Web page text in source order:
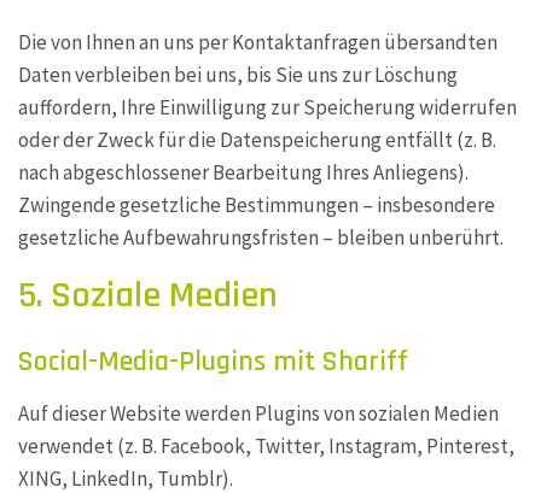
Die von Ihnen an uns per Kontaktanfragen übersandten
Daten verbleiben bei uns, bis Sie uns zur Löschung
auffordern, Ihre Einwilligung zur Speicherung widerrufen
oder der Zweck für die Datenspeicherung entfällt (z. B.
nach abgeschlossener Bearbeitung Ihres Anliegens).
Zwingende gesetzliche Bestimmungen – insbesondere
gesetzliche Aufbewahrungsfristen – bleiben unberührt.
5. Soziale Medien
Social-Media-Plugins mit Shariff
Auf dieser Website werden Plugins von sozialen Medien
verwendet (z. B. Facebook, Twitter, Instagram, Pinterest,
XING, LinkedIn, Tumblr).